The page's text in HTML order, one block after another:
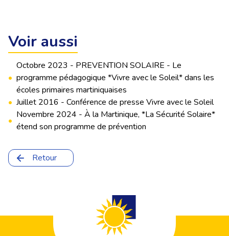
Voir aussi
•
Octobre 2023 - PREVENTION SOLAIRE - Le
programme pédagogique *Vivre avec le Soleil* dans les
écoles primaires martiniquaises
• Juillet 2016 - Conférence de presse Vivre avec le Soleil
•
Novembre 2024 - À la Martinique, *La Sécurité Solaire*
étend son programme de prévention
Retour